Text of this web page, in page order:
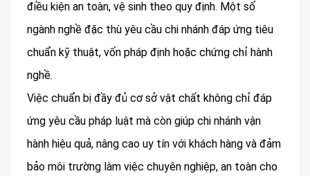
điều kiện an toàn, vệ sinh theo quy định. Một số
ngành nghề đặc thù yêu cầu chi nhánh đáp ứng tiêu
chuẩn kỹ thuật, vốn pháp định hoặc chứng chỉ hành
nghề.
Việc chuẩn bị đầy đủ cơ sở vật chất không chỉ đáp
ứng yêu cầu pháp luật mà còn giúp chi nhánh vận
hành hiệu quả, nâng cao uy tín với khách hàng và đảm
bảo môi trường làm việc chuyên nghiệp, an toàn cho